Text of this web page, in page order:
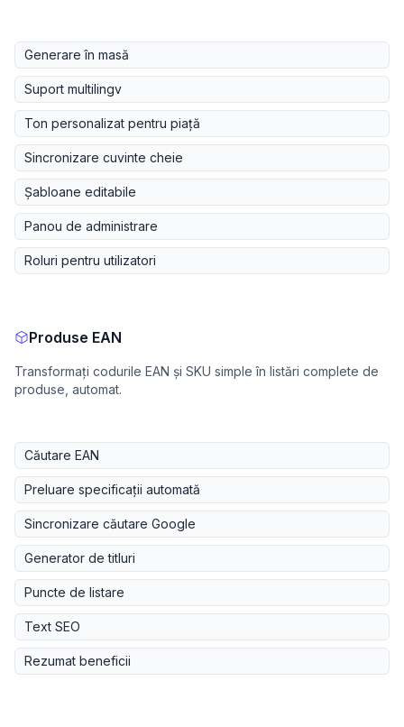
Generare în masă
Suport multilingv
Ton personalizat pentru piață
Sincronizare cuvinte cheie
Șabloane editabile
Panou de administrare
Roluri pentru utilizatori
Produse EAN
Transformați codurile EAN și SKU simple în listări complete de
produse, automat.
Căutare EAN
Preluare specificații automată
Sincronizare căutare Google
Generator de titluri
Puncte de listare
Text SEO
Rezumat beneficii